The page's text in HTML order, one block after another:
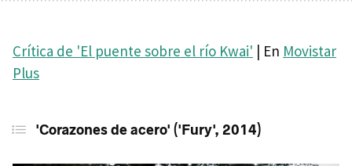
Crítica de 'El puente sobre el río Kwai' | En Movistar
Plus
'Corazones de acero' ('Fury', 2014)